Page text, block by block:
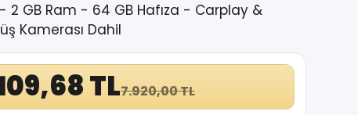
GB Ram - 64 GB Hafıza - Carplay &
Kamerası Dahil
TL7.920,00 TL